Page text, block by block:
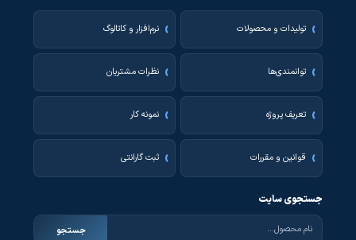
تولیدات و محصولات نرم‌افزار و کاتالوگ
توانمندی‌ها نظرات مشتریان
تعریف پروژه نمونه کار
قوانین و مقررات ثبت گارانتی
جستجوی سایت
جستجو